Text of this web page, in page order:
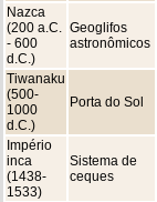
Nazca
(200 a.C.
- 600
d.C.)
Geoglifos
astronômicos
Tiwanaku
(500-
1000
d.C.)
Porta do Sol
Império
inca
(1438-
1533)
Sistema de
ceques